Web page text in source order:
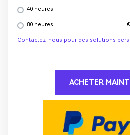
40 heures
80 heures
Contactez-nous pour des solutions
ACHETER